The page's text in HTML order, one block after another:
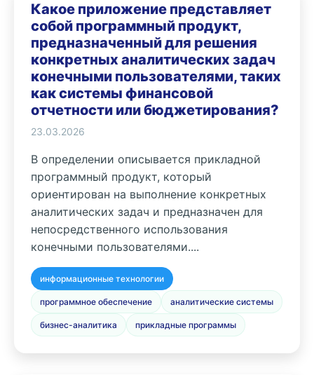
Какое приложение представляет
собой программный продукт,
предназначенный для решения
конкретных аналитических задач
конечными пользователями, таких
как системы финансовой
отчетности или бюджетирования?
23.03.2026
В определении описывается прикладной
программный продукт, который
ориентирован на выполнение конкретных
аналитических задач и предназначен для
непосредственного использования
конечными пользователями....
информационные технологии
программное обеспечение аналитические системы
бизнес-аналитика прикладные программы